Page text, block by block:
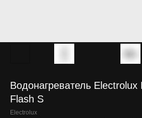
Водонагреватель Electrolux
Flash S
Electrolux